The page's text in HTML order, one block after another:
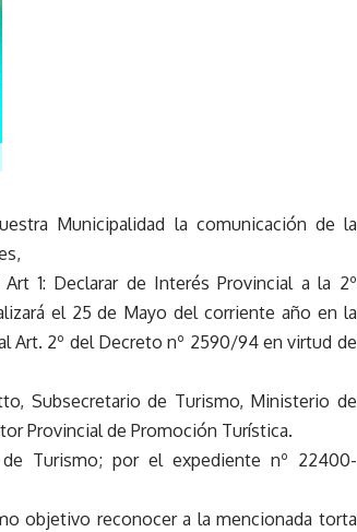
Municipalidad la comunicación de la
1: Declarar de Interés Provincial a la 2º
el 25 de Mayo del corriente año en la
Art. 2º del Decreto nº 2590/94 en virtud de
Subsecretario de Turismo, Ministerio de
Provincial de Promoción Turística.
Turismo; por el expediente nº 22400-
objetivo reconocer a la mencionada torta